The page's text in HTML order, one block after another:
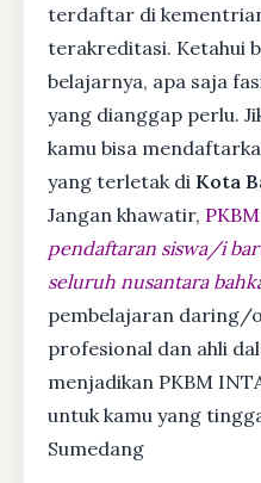
terdaftar di
terakreditasi. Ketahui
belajarnya, apa saja
yang dianggap perlu.
kamu bisa
yang terletak di Kota
Jangan khawatir,
pendaftaran siswa/i
seluruh nusantara
pembelajaran daring/
profesional dan ahli
menjadikan PKBM
untuk kamu yang
Sumedang